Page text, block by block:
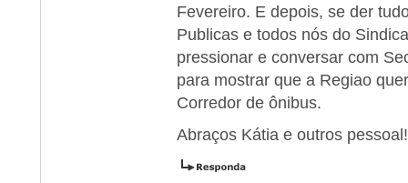
Fevereiro. E depois, se der
Publicas e todos nós do
pressionar e conversar com
para mostrar que a Regiao
Corredor de ônibus.
Abraços Kátia e outros